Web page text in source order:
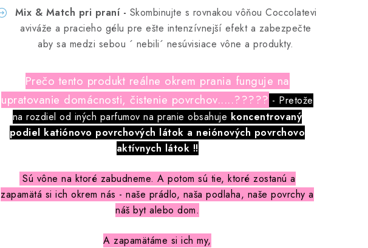
Mix & Match pri praní - Skombinujte s rovnakou vôňou Coccolatevi
aviváže a pracieho gélu pre ešte intenzívnejší efekt a zabezpečte
aby sa medzi sebou ´ nebili´ nesúvisiace vône a produkty.
Prečo tento produkt reálne okrem prania funguje na
upratovanie domácnosti, čistenie povrchov.....????? - Pretože
na rozdiel od iných parfumov na pranie obsahuje koncentrovaný
podiel katiónovo povrchových látok a neiónových povrchovo
aktívnych látok !!
Sú vône na ktoré zabudneme. A potom sú tie, ktoré zostanú a
zapamätá si ich okrem nás - naše prádlo, naša podlaha, naše povrchy a
náš byt alebo dom.
A zapamätáme si ich my,